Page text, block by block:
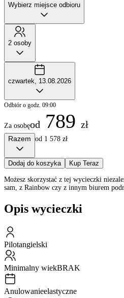
Wybierz miejsce odbioru
2 osoby
czwartek, 13.08.2026
Odbiór o godz. 09:00
Za osobęod 789 zł
Razem od 1 578 zł
Dodaj do koszyka Kup Teraz
Możesz skorzystać z tej wycieczki
sam, z Rainbow czy z innym biurem
Opis wycieczki
Pilotangielski
Minimalny wiekBRAK
Anulowanieelastyczne